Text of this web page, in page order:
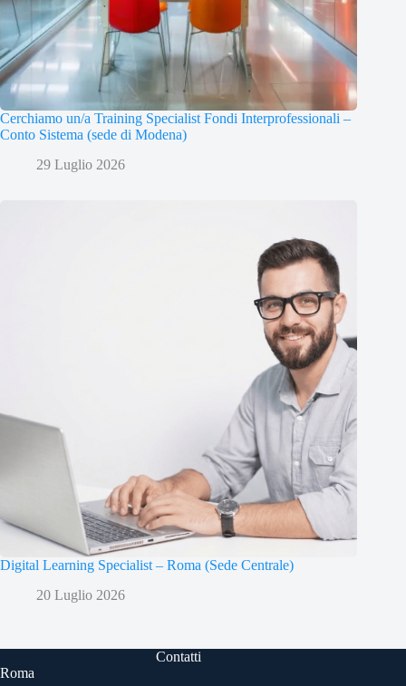
Cerchiamo un/a Training Specialist Fondi Interprofessionali –
Conto Sistema (sede di Modena)
29 Luglio 2026
Digital Learning Specialist – Roma (Sede Centrale)
20 Luglio 2026
Contatti
Roma